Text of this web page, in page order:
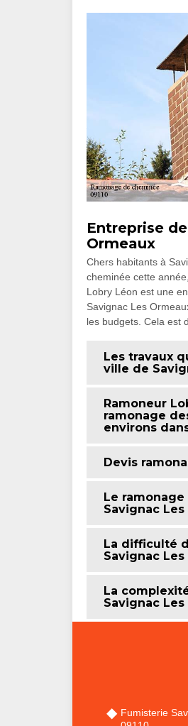
Entreprise
Ormeaux
Chers habitants à
cheminée cette
Lobry Léon est une
Savignac Les
les budgets. Cela est
Les travaux
ville de
Ramoneur
ramonage
environs
Devis
Le
Savignac
La difficulté
Savignac
La
Savignac
Fumisterie